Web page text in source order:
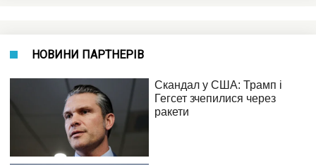
НОВИНИ ПАРТНЕРІВ